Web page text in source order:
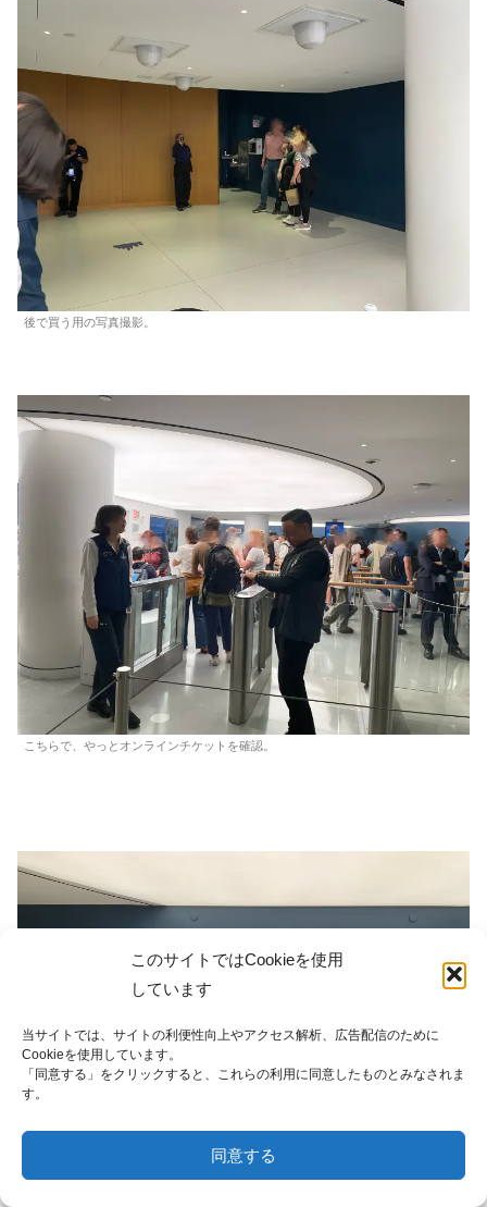
このサイトではCookieを使用
しています
当サイトでは、サイトの利便性向上やアクセス解析、広告配信のために
Cookieを使用しています。
「同意する」をクリックすると、これらの利用に同意したものとみなされま
す。
同意する
後で買う用の写真撮影。
こちらで、やっとオンラインチケットを確認。